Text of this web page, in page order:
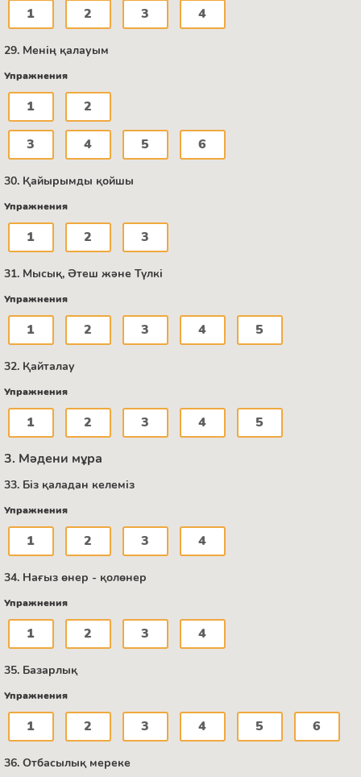
1 2 3 4
29. Менің қалауым
Упражнения
1 2
3 4 5 6
30. Қайырымды қойшы
Упражнения
1 2 3
31. Мысық, Әтеш және Түлкі
Упражнения
1 2 3 4 5
32. Қайталау
Упражнения
1 2 3 4 5
3. Мәдени мұра
33. Біз қаладан келеміз
Упражнения
1 2 3 4
34. Нағыз өнер - қолөнер
Упражнения
1 2 3 4
35. Базарлық
Упражнения
1 2 3 4 5 6
36. Отбасылық мереке